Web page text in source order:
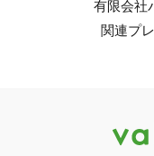
有限会社
関連プ